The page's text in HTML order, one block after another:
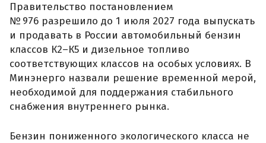
Правительство постановлением
№ 976 разрешило до 1 июля 2027 года выпускать
и продавать в России автомобильный бензин
классов К2–К5 и дизельное топливо
соответствующих классов на особых условиях. В
Минэнерго назвали решение временной мерой,
необходимой для поддержания стабильного
снабжения внутреннего рынка.
Бензин пониженного экологического класса не